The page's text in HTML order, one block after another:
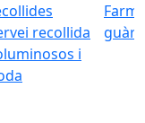
recollida
i